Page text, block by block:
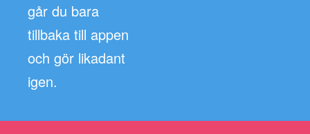
går du bara
tillbaka till appen
och gör likadant
igen.